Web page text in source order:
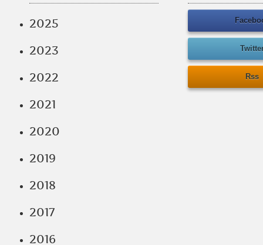
2025
2023
2022
2021
2020
2019
2018
2017
2016
Rss